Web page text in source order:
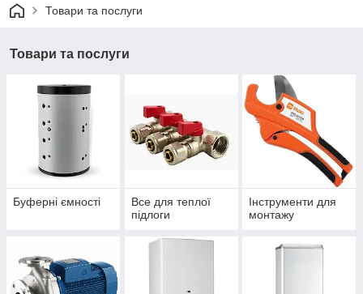
Товари та послуги
Товари та послуги
Буферні ємності
Все для теплої
підлоги
Інструменти для
монтажу